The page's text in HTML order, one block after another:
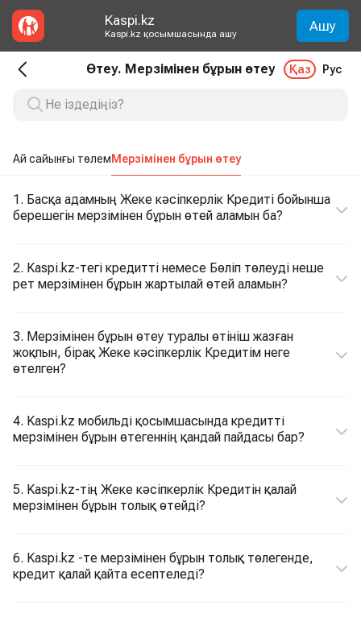
Kaspi.kz
Kaspi.kz қосымшасында ашу Ашу
Өтеу. Мерзімінен бұрын өтеу Қаз Рус
Ай сайынғы төлемМерзімінен бұрын өтеу
1. Басқа адамның Жеке кәсіпкерлік Кредиті бойынша
берешегін мерзімінен бұрын өтей аламын ба?
2. Kaspi.kz-тегі кредитті немесе Бөліп төлеуді неше
рет мерзімінен бұрын жартылай өтей аламын?
3. Мерзімінен бұрын өтеу туралы өтініш жазған
жоқпын, бірақ Жеке кәсіпкерлік Кредитім неге
өтелген?
4. Kaspi.kz мобильді қосымшасында кредитті
мерзімінен бұрын өтегеннің қандай пайдасы бар?
5. Kaspi.kz-тің Жеке кәсіпкерлік Кредитін қалай
мерзімінен бұрын толық өтейді?
6. Kaspi.kz -те мерзімінен бұрын толық төлегенде,
кредит қалай қайта есептеледі?